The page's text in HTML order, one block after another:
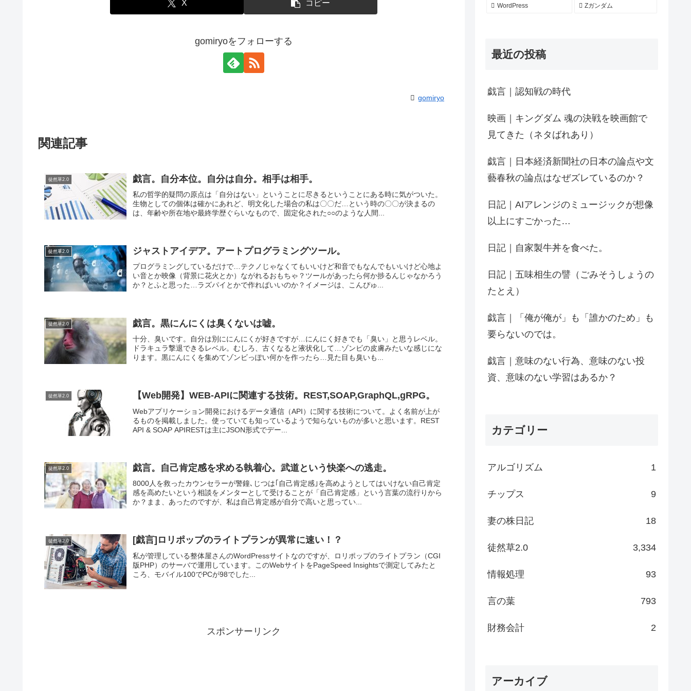
X コピー
gomiryoをフォローする
gomiryo
関連記事
徒然草2.0 戯言。自分本位。自分は自分。相手は相手。
私の哲学的疑問の原点は「自分はない」ということに尽きるということにある時に気がついた。
生物としての個体は確かにあれど、明文化した場合の私は〇〇だ…という時の〇〇が決まるの
は、年齢や所在地や最終学歴ぐらいなもので、固定化された○○のような人間...
徒然草2.0 ジャストアイデア。アートプログラミングツール。
プログラミングしているだけで…テクノじゃなくてもいいけど和音でもなんでもいいけど心地よ
い音とか映像（背景に花火とか）ながれるおもちゃ？ツールがあったら何か捗るんじゃなかろう
か？とふと思った…ラズパイとかで作ればいいのか？イメージは、こんぴゅ...
徒然草2.0 戯言。黒にんにくは臭くないは嘘。
十分、臭いです。自分は別ににんにくが好きですが…にんにく好きでも「臭い」と思うレベル。
ドラキュラ撃退できるレベル。むしろ、古くなると液状化して…ゾンビの皮膚みたいな感じにな
ります。黒にんにくを集めてゾンビっぽい何かを作ったら…見た目も臭いも...
徒然草2.0 【Web開発】WEB-APIに関連する技術。REST,SOAP,GraphQL,gRPG。
Webアプリケーション開発におけるデータ通信（API）に関する技術について。よく名前が上が
るものを掲載しました。使っていても知っているようで知らないものが多いと思います。REST
API & SOAP APIRESTは主にJSON形式でデー...
徒然草2.0 戯言。自己肯定感を求める執着心。武道という快楽への逃走。
8000人を救ったカウンセラーが警鐘､じつは｢自己肯定感｣を高めようとしてはいけない自己肯定
感を高めたいという相談をメンターとして受けることが「自己肯定感」という言葉の流行りから
か？まま、あったのですが、私は自己肯定感が自分で高いと思ってい...
徒然草2.0 [戯言]ロリポップのライトプランが異常に速い！？
私が管理している整体屋さんのWordPressサイトなのですが、ロリポップのライトプラン（CGI
版PHP）のサーバで運用しています。このWebサイトをPageSpeed Insightsで測定してみたと
ころ、モバイル100でPCが98でした...
スポンサーリンク
WordPress Zガンダム
最近の投稿
戯言｜認知戦の時代
映画｜キングダム 魂の決戦を映画館で
見てきた（ネタばれあり）
戯言｜日本経済新聞社の日本の論点や文
藝春秋の論点はなぜズレているのか？
日記｜AIアレンジのミュージックが想像
以上にすごかった…
日記｜自家製牛丼を食べた。
日記｜五味相生の譬（ごみそうしょうの
たとえ）
戯言｜「俺が俺が」も「誰かのため」も
要らないのでは。
戯言｜意味のない行為、意味のない投
資、意味のない学習はあるか？
カテゴリー
アルゴリズム 1
チップス 9
妻の株日記 18
徒然草2.0 3,334
情報処理 93
言の葉 793
財務会計 2
アーカイブ